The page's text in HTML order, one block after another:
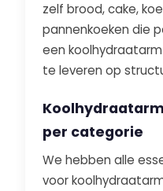
zelf brood, cake,
pannenkoeken die
een
te leveren op
per categorie
We hebben alle
voor